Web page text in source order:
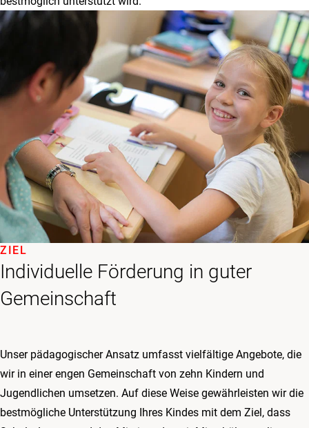
Individuelle Förderung in guter
Gemeinschaft
ZIEL
Unser pädagogischer Ansatz umfasst vielfältige Angebote, die
wir in einer engen Gemeinschaft von zehn Kindern und
Jugendlichen umsetzen. Auf diese Weise gewährleisten wir die
bestmögliche Unterstützung Ihres Kindes mit dem Ziel, dass